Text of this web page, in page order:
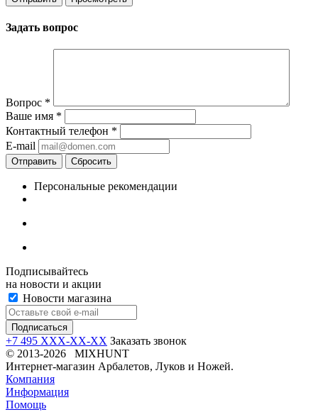
Задать вопрос
Вопрос *
Ваше имя *
Контактный телефон *
E-mail
Отправить Сбросить
Персональные рекомендации
Подписывайтесь
на новости и акции
Новости магазина
+7 495 XXX-XX-XX Заказать звонок
© 2013-2026 MIXHUNT
Интернет-магазин Арбалетов, Луков и Ножей.
Компания
Информация
Помощь